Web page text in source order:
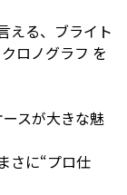
える、ブライト
ロノグラフ を
スが大きな魅
さに“プロ仕